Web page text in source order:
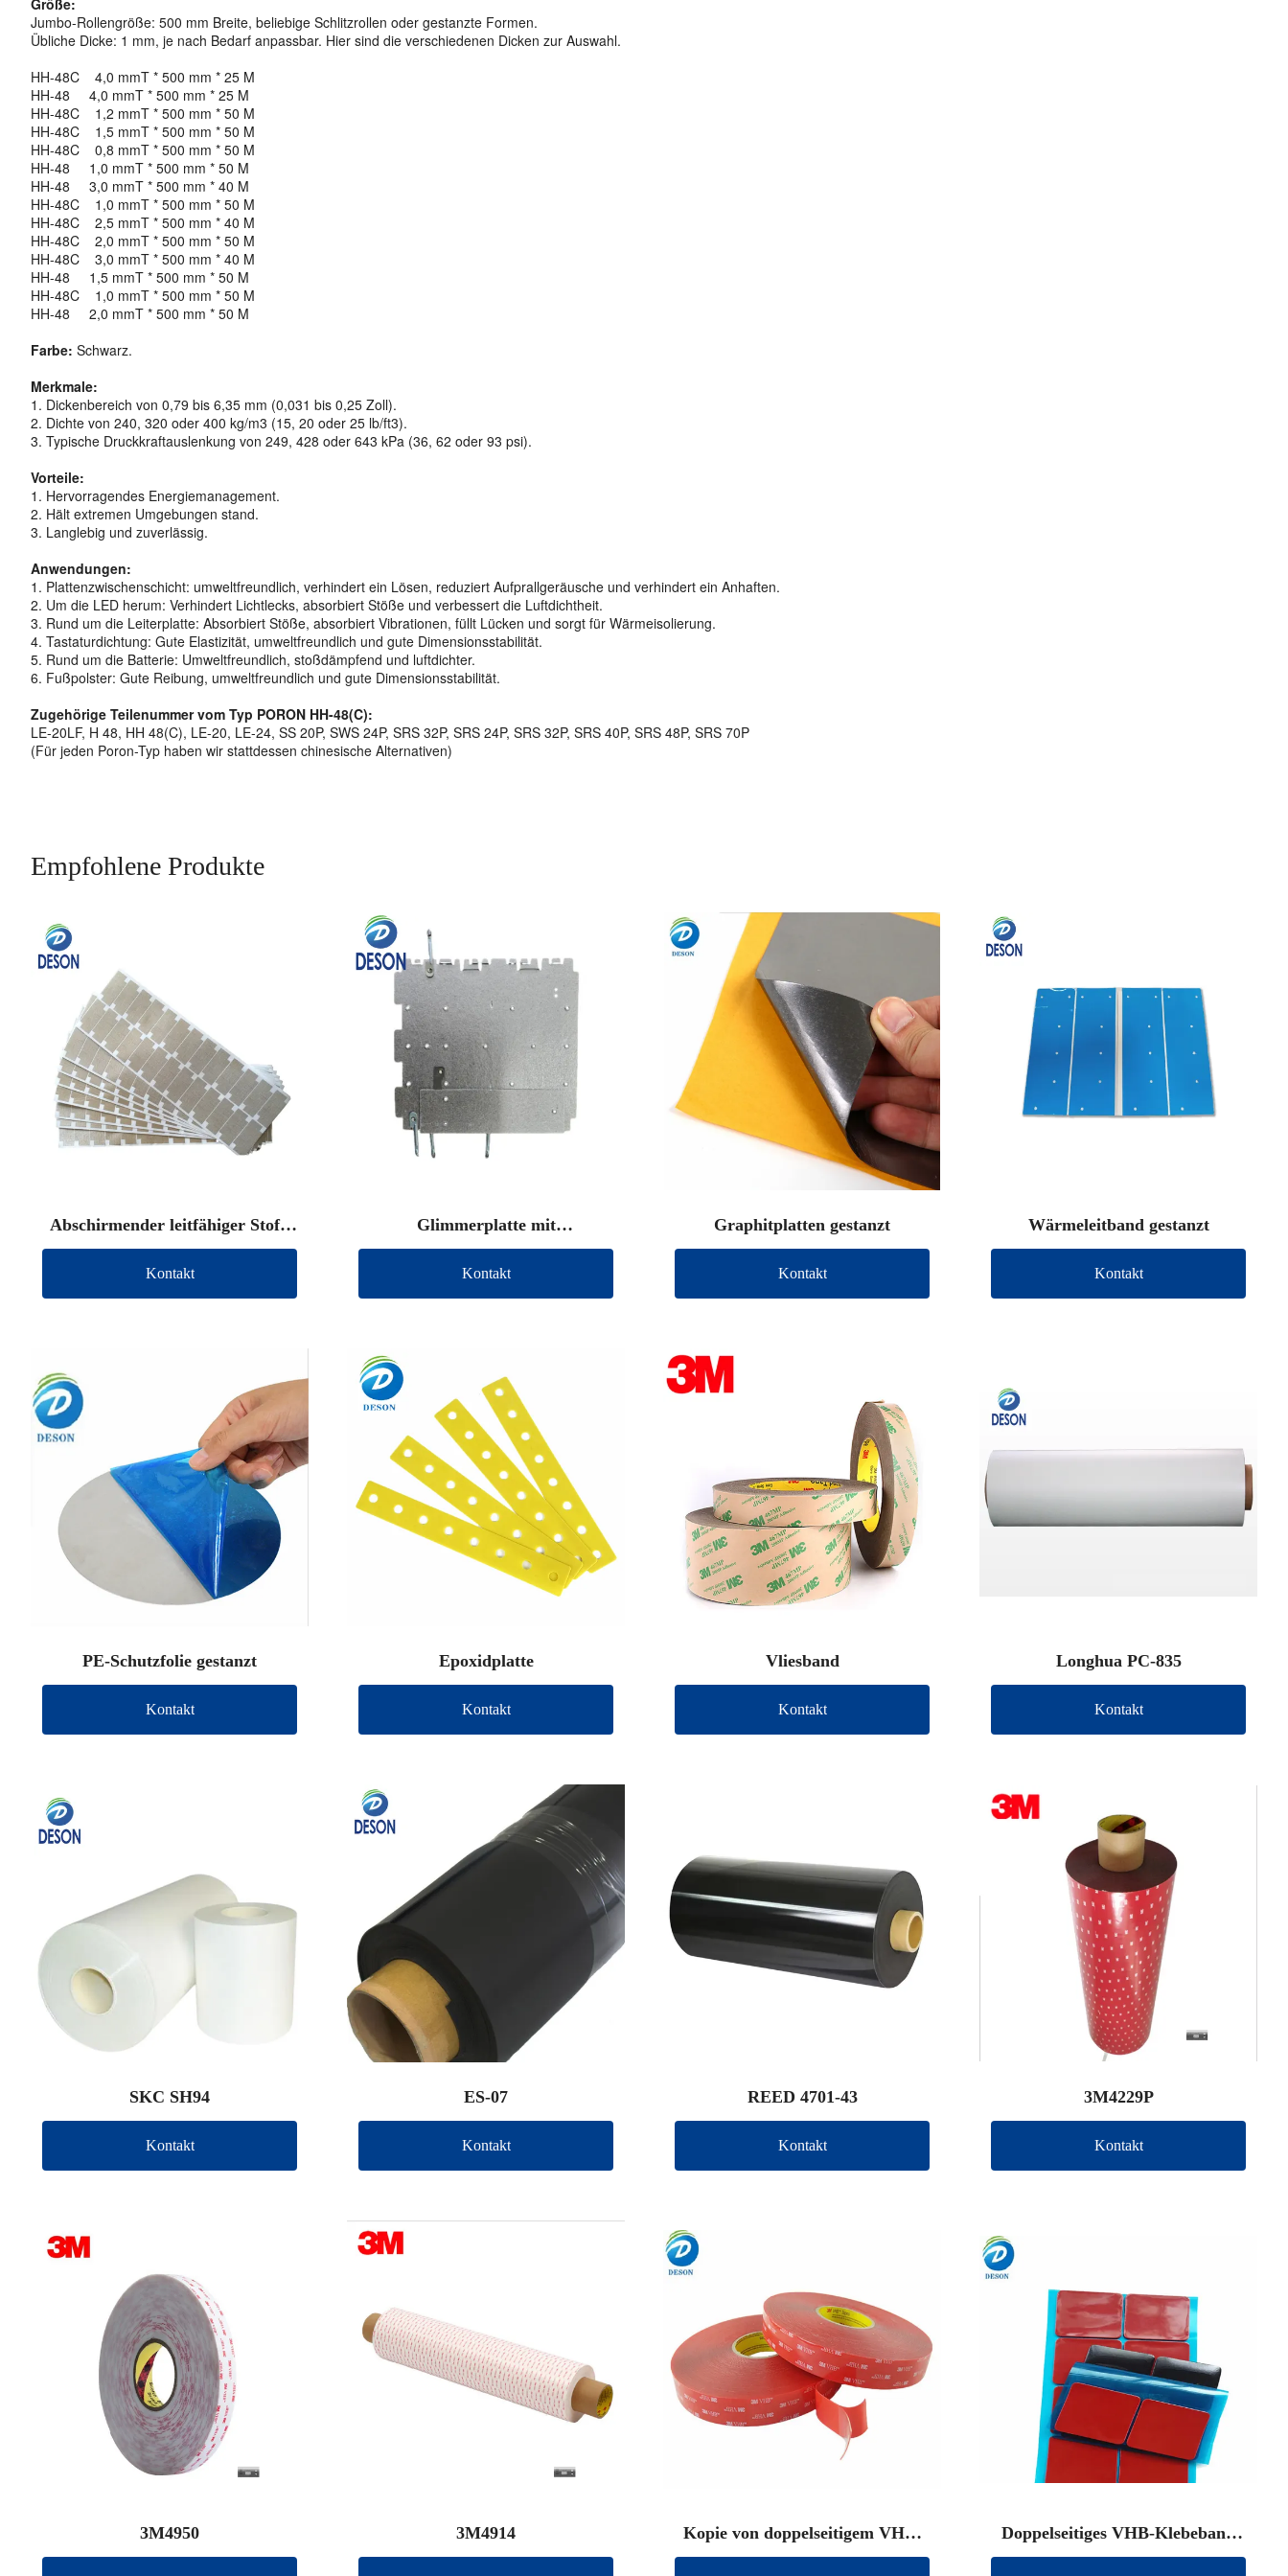
Größe:
Jumbo-Rollengröße: 500 mm Breite, beliebige Schlitzrollen oder gestanzte Formen.
Übliche Dicke: 1 mm, je nach Bedarf anpassbar. Hier sind die verschiedenen Dicken zur Auswahl.
HH-48C 4,0 mmT * 500 mm * 25 M
HH-48 4,0 mmT * 500 mm * 25 M
HH-48C 1,2 mmT * 500 mm * 50 M
HH-48C 1,5 mmT * 500 mm * 50 M
HH-48C 0,8 mmT * 500 mm * 50 M
HH-48 1,0 mmT * 500 mm * 50 M
HH-48 3,0 mmT * 500 mm * 40 M
HH-48C 1,0 mmT * 500 mm * 50 M
HH-48C 2,5 mmT * 500 mm * 40 M
HH-48C 2,0 mmT * 500 mm * 50 M
HH-48C 3,0 mmT * 500 mm * 40 M
HH-48 1,5 mmT * 500 mm * 50 M
HH-48C 1,0 mmT * 500 mm * 50 M
HH-48 2,0 mmT * 500 mm * 50 M
Farbe: Schwarz.
Merkmale:
1. Dickenbereich von 0,79 bis 6,35 mm (0,031 bis 0,25 Zoll).
2. Dichte von 240, 320 oder 400 kg/m3 (15, 20 oder 25 lb/ft3).
3. Typische Druckkraftauslenkung von 249, 428 oder 643 kPa (36, 62 oder 93 psi).
Vorteile:
1. Hervorragendes Energiemanagement.
2. Hält extremen Umgebungen stand.
3. Langlebig und zuverlässig.
Anwendungen:
1. Plattenzwischenschicht: umweltfreundlich, verhindert ein Lösen, reduziert Aufprallgeräusche und verhindert ein Anhaften.
2. Um die LED herum: Verhindert Lichtlecks, absorbiert Stöße und verbessert die Luftdichtheit.
3. Rund um die Leiterplatte: Absorbiert Stöße, absorbiert Vibrationen, füllt Lücken und sorgt für Wärmeisolierung.
4. Tastaturdichtung: Gute Elastizität, umweltfreundlich und gute Dimensionsstabilität.
5. Rund um die Batterie: Umweltfreundlich, stoßdämpfend und luftdichter.
6. Fußpolster: Gute Reibung, umweltfreundlich und gute Dimensionsstabilität.
Zugehörige Teilenummer vom Typ PORON HH-48(C):
LE-20LF, H 48, HH 48(C), LE-20, LE-24, SS 20P, SWS 24P, SRS 32P, SRS 24P, SRS 32P, SRS 40P, SRS 48P, SRS 70P
(Für jeden Poron-Typ haben wir stattdessen chinesische Alternativen)
Empfohlene Produkte
Abschirmender leitfähiger Stoff,
gestanzt
Kontakt
Glimmerplatte mit
Anschlussdraht
Kontakt
Graphitplatten gestanzt
Kontakt
Wärmeleitband gestanzt
Kontakt
PE-Schutzfolie gestanzt
Kontakt
Epoxidplatte
Kontakt
Vliesband
Kontakt
Longhua PC-835
Kontakt
SKC SH94
Kontakt
ES-07
Kontakt
REED 4701-43
Kontakt
3M4229P
Kontakt
3M4950 3M4914
Kopie von doppelseitigem VHB-
Klebeband (andere Marke)
Doppelseitiges VHB-Klebeband
(andere Marke)